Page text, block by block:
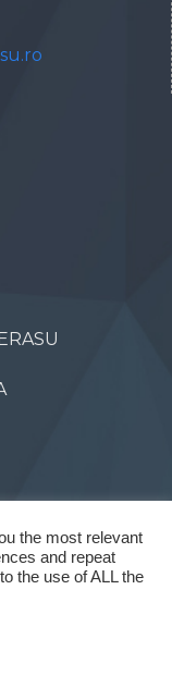
the most relevant
and repeat
the use of ALL the